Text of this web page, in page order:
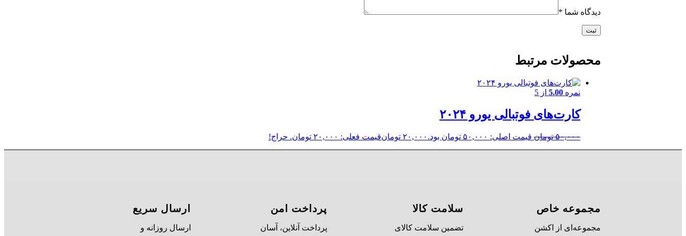
دیدگاه شما *
محصولات مرتبط
نمره 5.00 از 5
کارت‌های فوتبالی یورو ۲۰۲۴
۵۰,۰۰۰ تومان قیمت اصلی: ۵۰,۰۰۰ تومان بود. ۲۰,۰۰۰ تومانقیمت فعلی: ۲۰,۰۰۰ تومان. حراج!
مجموعه خاص
مجموعه‌ای از اکشن
سلامت کالا
تضمین سلامت کالای
پرداخت امن
پرداخت آنلاین، آسان
ارسال سریع
ارسال روزانه و